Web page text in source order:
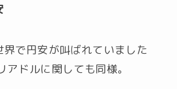
で円安が叫ばれていました
ドルに関しても同様。